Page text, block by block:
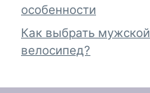
особенности
Как выбрать мужской
велосипед?